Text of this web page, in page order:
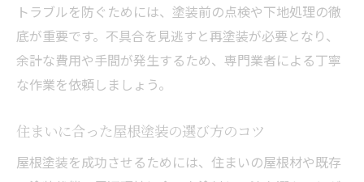
トラブルを防ぐためには、塗装前の点検や下地処理の徹
底が重要です。不具合を見逃すと再塗装が必要となり、
余計な費用や手間が発生するため、専門業者による丁寧
な作業を依頼しましょう。
住まいに合った屋根塗装の選び方のコツ
屋根塗装を成功させるためには、住まいの屋根材や既存